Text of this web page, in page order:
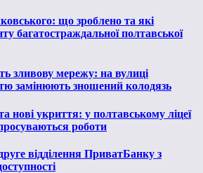
що зроблено та які
багатостраждальної полтавської
зливову мережу: на вулиці
замінюють зношений колодязь
нові укриття: у полтавському ліцеї
роботи
відділення ПриватБанку з